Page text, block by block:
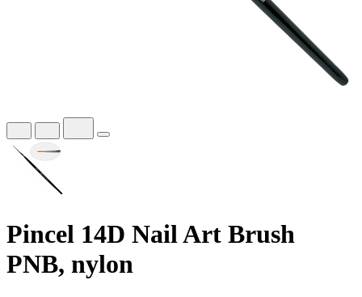
Pincel 14D Nail Art Brush
PNB, nylon